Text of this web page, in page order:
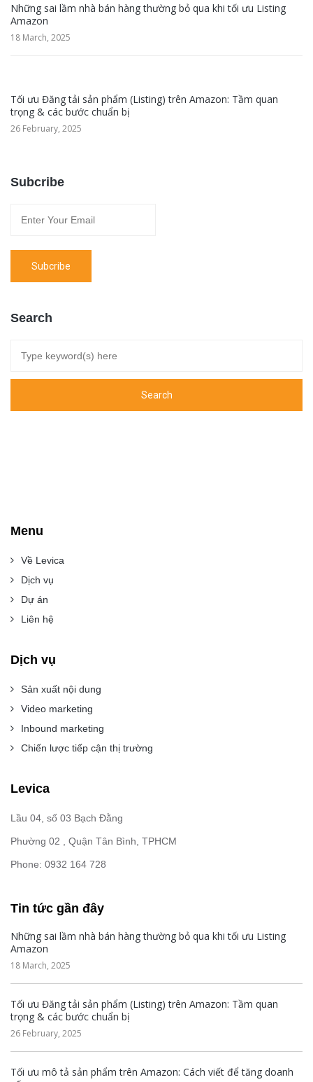
Những sai lầm nhà bán hàng thường bỏ qua khi tối ưu Listing
Amazon
18 March, 2025
Tối ưu Đăng tải sản phẩm (Listing) trên Amazon: Tầm quan
trọng & các bước chuẩn bị
26 February, 2025
Subcribe
Search
Menu
Về Levica
Dịch vụ
Dự án
Liên hệ
Dịch vụ
Sản xuất nội dung
Video marketing
Inbound marketing
Chiến lược tiếp cận thị trường
Levica
Lầu 04, số 03 Bạch Đằng
Phường 02 , Quận Tân Bình, TPHCM
Phone: 0932 164 728
Tin tức gần đây
Những sai lầm nhà bán hàng thường bỏ qua khi tối ưu Listing
Amazon
18 March, 2025
Tối ưu Đăng tải sản phẩm (Listing) trên Amazon: Tầm quan
trọng & các bước chuẩn bị
26 February, 2025
Tối ưu mô tả sản phẩm trên Amazon: Cách viết để tăng doanh